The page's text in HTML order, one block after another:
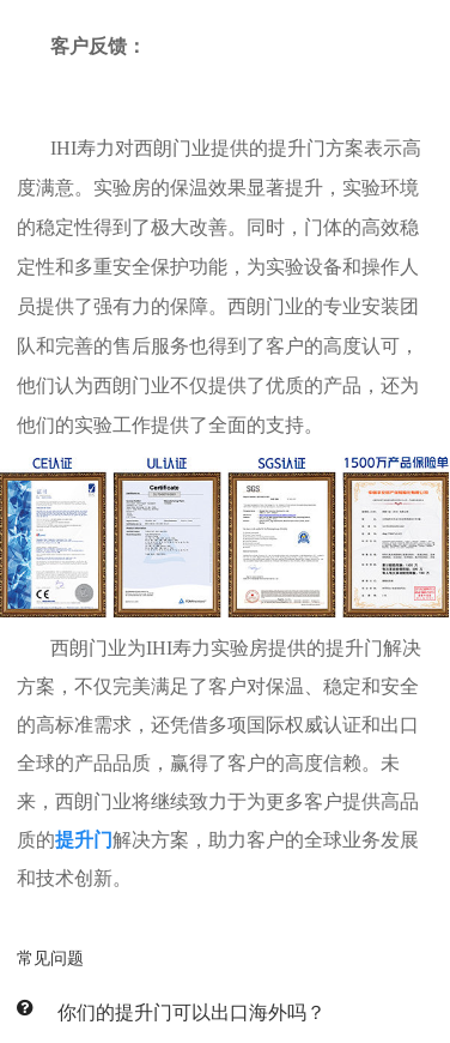
客户反馈：
IHI寿力对西朗门业提供的提升门方案表示高
度满意。实验房的保温效果显著提升，实验环境
的稳定性得到了极大改善。同时，门体的高效稳
定性和多重安全保护功能，为实验设备和操作人
员提供了强有力的保障。西朗门业的专业安装团
队和完善的售后服务也得到了客户的高度认可，
他们认为西朗门业不仅提供了优质的产品，还为
他们的实验工作提供了全面的支持。
西朗门业为IHI寿力实验房提供的提升门解决
方案，不仅完美满足了客户对保温、稳定和安全
的高标准需求，还凭借多项国际权威认证和出口
全球的产品品质，赢得了客户的高度信赖。未
来，西朗门业将继续致力于为更多客户提供高品
质的提升门解决方案，助力客户的全球业务发展
和技术创新。
常见问题
你们的提升门可以出口海外吗？